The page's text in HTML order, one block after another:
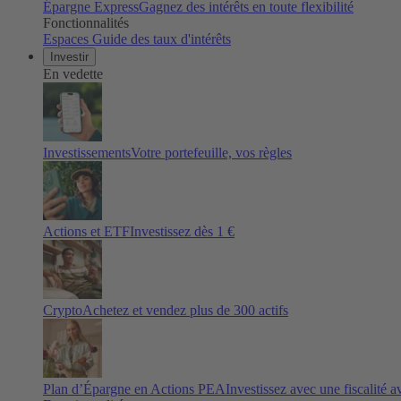
Épargne ExpressGagnez des intérêts en toute flexibilité
Fonctionnalités
Espaces Guide des taux d'intérêts
Investir
En vedette
InvestissementsVotre portefeuille, vos règles
Actions et ETFInvestissez dès 1 €
CryptoAchetez et vendez plus de 300 actifs
Plan d’Épargne en Actions PEAInvestissez avec une fiscalité